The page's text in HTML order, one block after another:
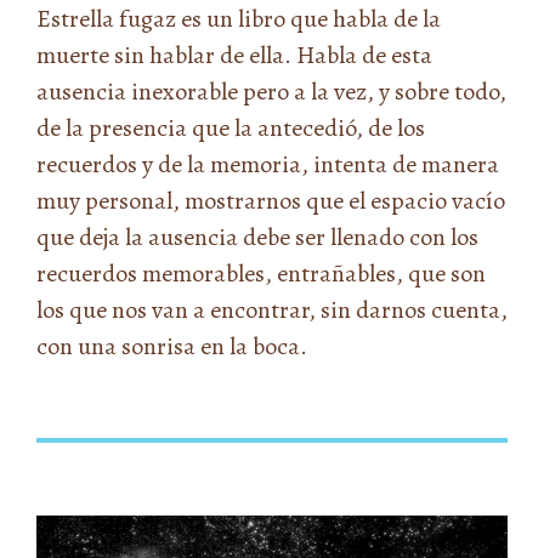
Estrella fugaz es un libro que habla de la
muerte sin hablar de ella. Habla de esta
ausencia inexorable pero a la vez, y sobre todo,
de la presencia que la antecedió, de los
recuerdos y de la memoria, intenta de manera
muy personal, mostrarnos que el espacio vacío
que deja la ausencia debe ser llenado con los
recuerdos memorables, entrañables, que son
los que nos van a encontrar, sin darnos cuenta,
con una sonrisa en la boca.